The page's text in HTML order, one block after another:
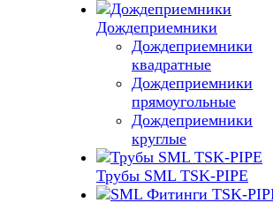
Дождеприемники
Дождеприемники
квадратные
Дождеприемники
прямоугольные
Дождеприемники
круглые
Трубы SML TSK-PIPE